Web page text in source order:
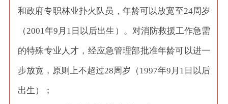
和政府专职林业扑火队员，年龄可以放宽至24周岁
（2001年9月1日以后出生）。对消防救援工作急需
的特殊专业人才，经应急管理部批准年龄可以进一
步放宽，原则上不超过28周岁（1997年9月1日以后
出生）；